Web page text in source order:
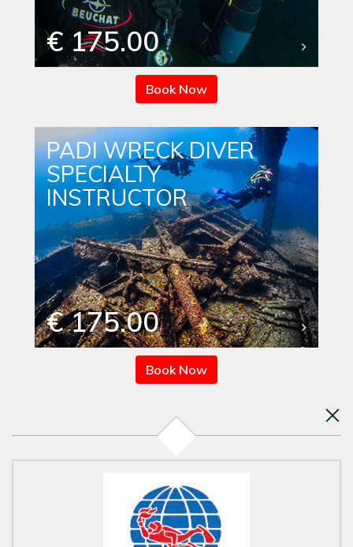
€ 175.00
Book Now
PADI WRECK DIVER
SPECIALTY
INSTRUCTOR
€ 175.00
Book Now